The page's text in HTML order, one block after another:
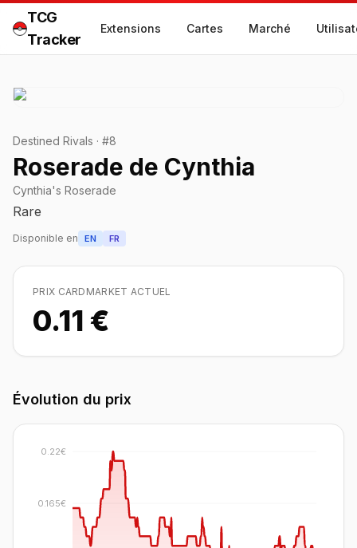
TCG
Tracker
Extensions Cartes Marché
Destined Rivals · #8
Roserade de Cynthia
Cynthia's Roserade
Rare
Disponible en EN FR
PRIX CARDMARKET ACTUEL
0.11 €
Évolution du prix
0.165€
0.22€